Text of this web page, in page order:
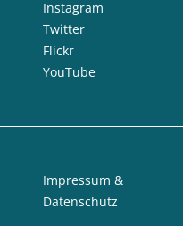
Instagram
Twitter
Flickr
YouTube
Impressum &
Datenschutz